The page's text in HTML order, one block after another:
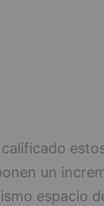
un
espacio